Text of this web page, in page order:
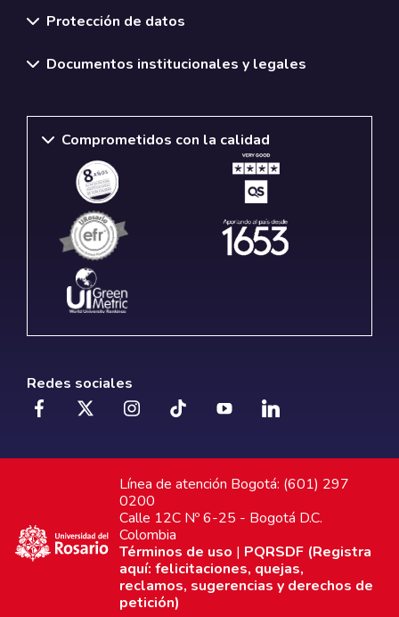
Protección de datos
Documentos institucionales y legales
Comprometidos con la calidad
Redes sociales
Línea de atención Bogotá: (601) 297
0200
Calle 12C Nº 6-25 - Bogotá D.C.
Colombia
Términos de uso | PQRSDF (Registra
aquí: felicitaciones, quejas,
reclamos, sugerencias y derechos de
petición)